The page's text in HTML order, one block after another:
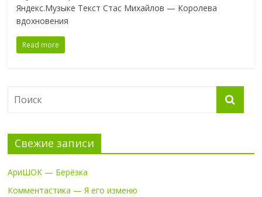
Яндекс.Музыке Текст Стас Михайлов — Королева
вдохновения
Read more
Свежие записи
АриШОК — Берёзка
Комментастика — Я его изменю